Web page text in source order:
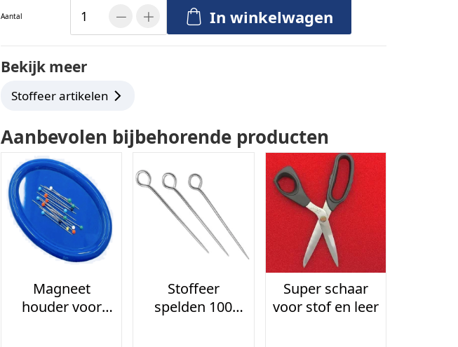
Aantal In winkelwagen
Bekijk meer
Stoffeer artikelen
Aanbevolen bijbehorende producten
Magneet
houder voor
Stoffeer
spelden 100
Super schaar
voor stof en leer